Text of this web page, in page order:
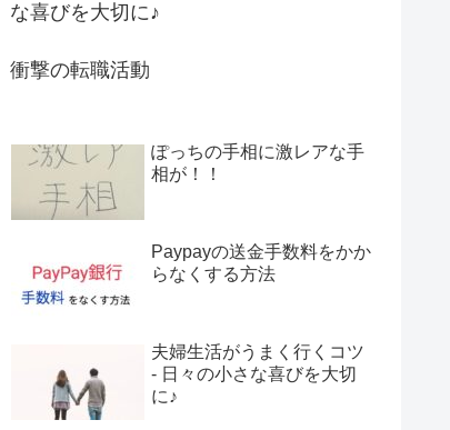
な喜びを大切に♪
衝撃の転職活動
ぽっちの手相に激レアな手
相が！！
Paypayの送金手数料をかか
らなくする方法
夫婦生活がうまく行くコツ
- 日々の小さな喜びを大切
に♪